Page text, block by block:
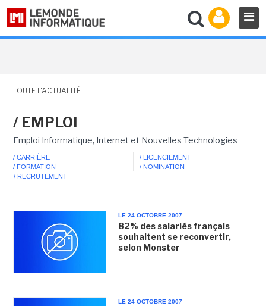
TOUTE L'ACTUALITÉ
/ EMPLOI
Emploi Informatique, Internet et Nouvelles Technologies
/ CARRIÈRE
/ FORMATION
/ LICENCIEMENT
/ NOMINATION
/ RECRUTEMENT
LE 24 OCTOBRE 2007
82% des salariés français
souhaitent se reconvertir,
selon Monster
LE 24 OCTOBRE 2007